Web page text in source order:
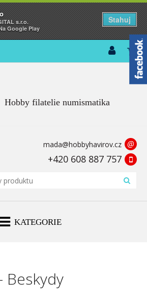
s.r.o.
Google Play
Stahuj
Hobby filatelie numismatika
mada@hobbyhavirov.cz @
+420 608 887 757
KATEGORIE
Beskydy